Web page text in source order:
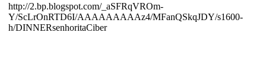
http://2.bp.blogspot.com/_aSFRqVROm-
Y/ScLrOnRTD6I/AAAAAAAAAz4/MFanQSkqJDY/s1600-
h/DINNERsenhoritaCiber